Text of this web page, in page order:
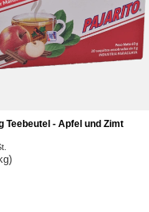
Teebeutel - Apfel und Zimt